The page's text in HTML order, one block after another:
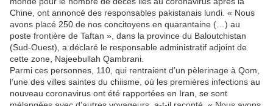
Chine, ont annoncé des responsables pakistanais lundi. « Nous
avons placé 250 de nos concitoyens en quarantaine (…) au
poste frontière de Taftan », dans la province du Baloutchistan
(Sud-Ouest), a déclaré le responsable administratif adjoint de
cette zone, Najeebullah Qambrani.
Parmi ces personnes, 110, qui rentraient d’un pèlerinage à Qom,
l’une des villes saintes du chiisme, où les premières infections au
nouveau coronavirus ont été rapportées en Iran, se sont